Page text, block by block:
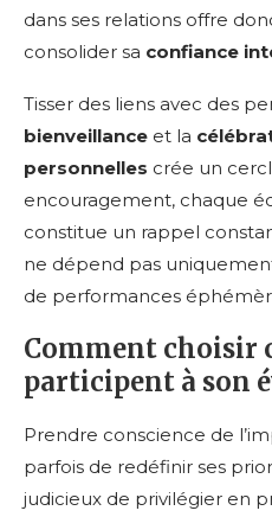
dans ses relations offre
consolider sa confiance
Tisser des liens avec des
bienveillance et la
personnelles crée un
encouragement, chaque
constitue un rappel
ne dépend pas
de performances
Comment choisir
participent à son
Prendre conscience de
parfois de redéfinir ses
judicieux de privilégier en